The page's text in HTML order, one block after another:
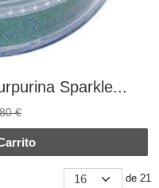
Sparkle...
€
de 21